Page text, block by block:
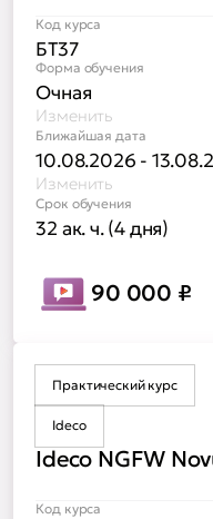
Код курса
БТ37
Форма обучения
Очная
Изменить
Ближайшая дата
10.08.2026 -
Изменить
Срок обучения
32 ак. ч. (4 дня)
90 000 ₽
Практический курс
Ideco
Ideco NGFW
Код курса